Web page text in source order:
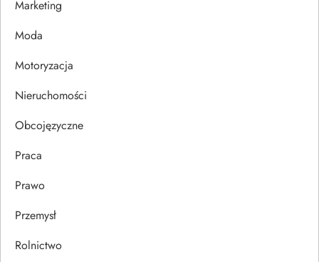
w
p
i
s
u
Marketing
Moda
Motoryzacja
Nieruchomości
Obcojęzyczne
Praca
Prawo
Przemysł
Rolnictwo